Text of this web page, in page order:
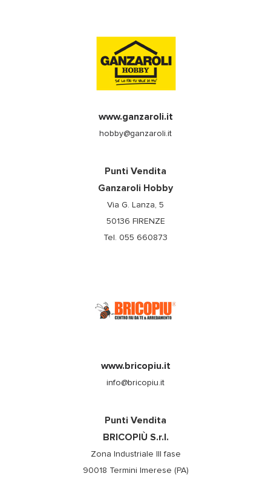
www.ganzaroli.it
hobby@ganzaroli.it
Punti Vendita
Ganzaroli Hobby
Via G. Lanza, 5
50136 FIRENZE
Tel. 055 660873
www.bricopiu.it
info@bricopiu.it
Punti Vendita
BRICOPIÙ S.r.l.
Zona Industriale III fase
90018 Termini Imerese (PA)